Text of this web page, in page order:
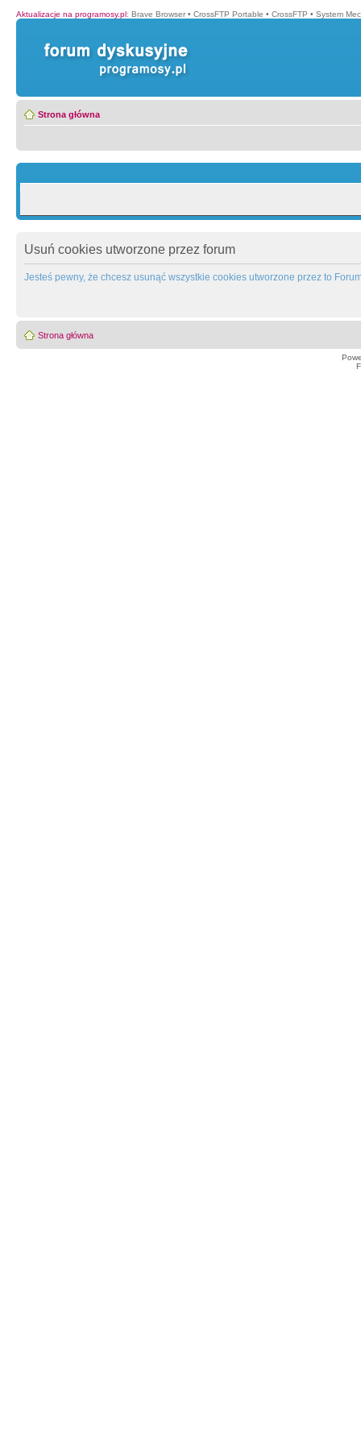
Aktualizacje na programosy.pl: Brave Browser • CrossFTP Portable • CrossFTP • System
Strona główna
Usuń cookies utworzone przez forum
Jesteś pewny, że chcesz usunąć wszystkie cookies utworzone przez to
Strona główna